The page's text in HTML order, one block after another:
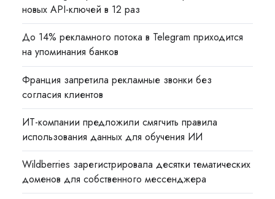
новых API-ключей в 12 раз
До 14% рекламного потока в Telegram приходится
на упоминания банков
Франция запретила рекламные звонки без
согласия клиентов
ИТ-компании предложили смягчить правила
использования данных для обучения ИИ
Wildberries зарегистрировала десятки тематических
доменов для собственного мессенджера